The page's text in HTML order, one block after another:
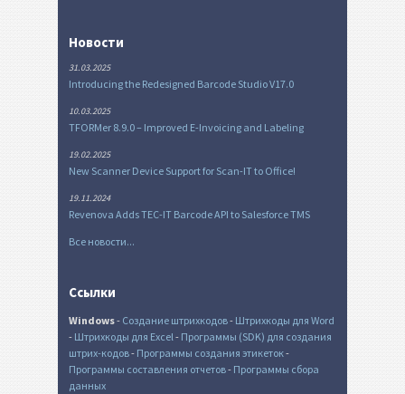
Новости
31.03.2025
Introducing the Redesigned Barcode Studio V17.0
10.03.2025
TFORMer 8.9.0 – Improved E-Invoicing and Labeling
19.02.2025
New Scanner Device Support for Scan-IT to Office!
19.11.2024
Revenova Adds TEC-IT Barcode API to Salesforce TMS
Все новости...
Ссылки
Windows- Создание штрихкодов- Штрихкоды для Word
- Штрихкоды для Excel- Программы (SDK) для создания
штрих-кодов- Программы создания этикеток-
Программы составления отчетов- Программы сбора
данных